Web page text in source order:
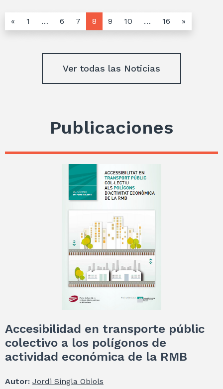
« 1 … 6 7 8 9 10 … 16 »
Ver todas las Noticias
Publicaciones
Accesibilidad en transporte públic
colectivo a los polígonos de
actividad económica de la RMB
Autor: Jordi Singla Obiols